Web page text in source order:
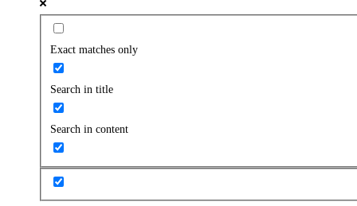
Exact matches only
Search in title
Search in content